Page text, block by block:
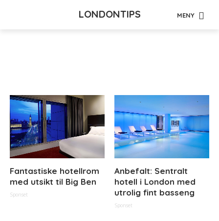
LONDONTIPS MENY
Fantastiske hotellrom
med utsikt til Big Ben
Sponset
Anbefalt: Sentralt
hotell i London med
utrolig fint basseng
Sponset